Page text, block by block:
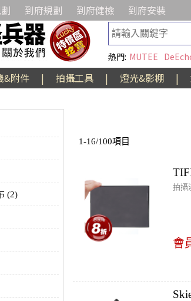
到府規劃 到府健檢 到府安裝
熱門: MUTEE
&附件 | 拍攝工具 | 燈光&影棚 |
(2)
1-16/100項目
拍攝
會